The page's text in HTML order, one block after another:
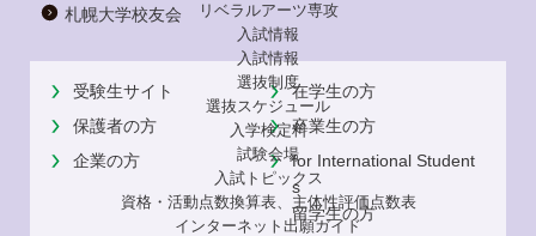
リベラルアーツ専攻
入試情報
入試情報
選抜制度
選抜スケジュール
入学検定料
試験会場
入試トピックス
資格・活動点数換算表、主体性評価点数表
インターネット出願ガイド
札幌大学校友会
受験生サイト
在学生の方
保護者の方
卒業生の方
企業の方
for International Student
s
留学生の方